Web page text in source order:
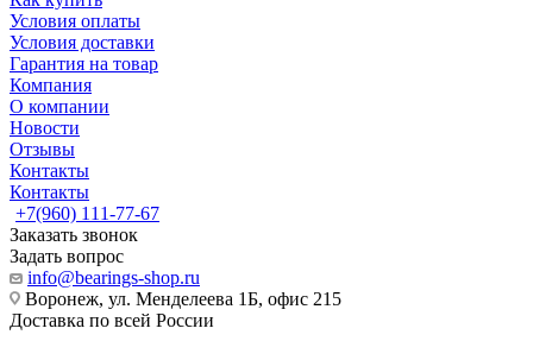
Условия оплаты
Условия доставки
Гарантия на товар
Компания
О компании
Новости
Отзывы
Контакты
Контакты
+7(960) 111-77-67
Заказать звонок
Задать вопрос
info@bearings-shop.ru
Воронеж, ул. Менделеева 1Б, офис 215
Доставка по всей России